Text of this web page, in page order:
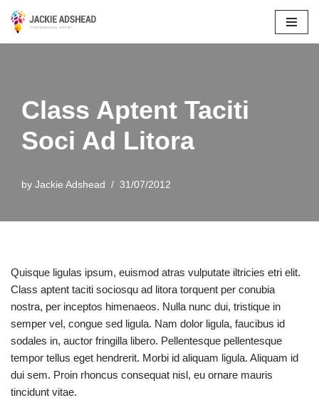
Class Aptent Taciti
Soci Ad Litora
by Jackie Adshead 31/07/2012
Quisque ligulas ipsum, euismod atras vulputate iltricies etri elit.
Class aptent taciti sociosqu ad litora torquent per conubia
nostra, per inceptos himenaeos. Nulla nunc dui, tristique in
semper vel, congue sed ligula. Nam dolor ligula, faucibus id
sodales in, auctor fringilla libero. Pellentesque pellentesque
tempor tellus eget hendrerit. Morbi id aliquam ligula. Aliquam id
dui sem. Proin rhoncus consequat nisl, eu ornare mauris
tincidunt vitae.